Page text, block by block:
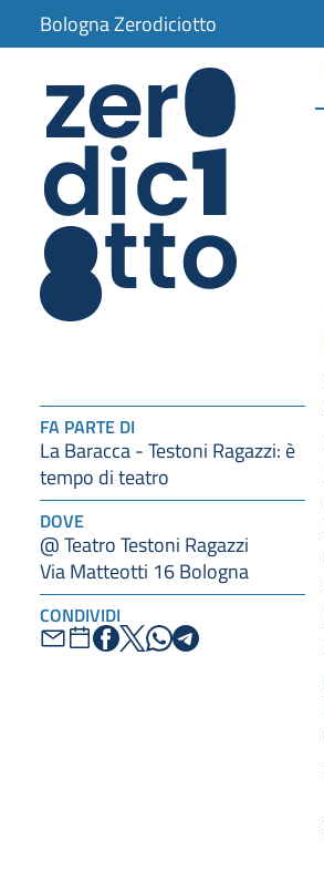
Bologna Zerodiciotto
FA PARTE DI
La Baracca - Testoni Ragazzi: è
tempo di teatro
DOVE
@ Teatro Testoni Ragazzi
Via Matteotti 16 Bologna
CONDIVIDI